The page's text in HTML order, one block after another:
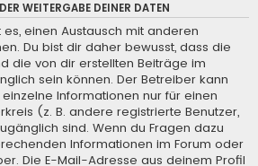
WEITERGABE DEINER DATEN
einen Austausch mit anderen
Du bist dir daher bewusst, dass die
die von dir erstellten Beiträge im
sein können. Der Betreiber kann
Informationen nur für einen
(z. B. andere registrierte Benutzer,
sind. Wenn du Fragen dazu
Informationen im Forum oder
Die E-Mail-Adresse aus deinem Profil